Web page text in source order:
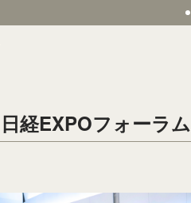
日経EXPOフォーラム